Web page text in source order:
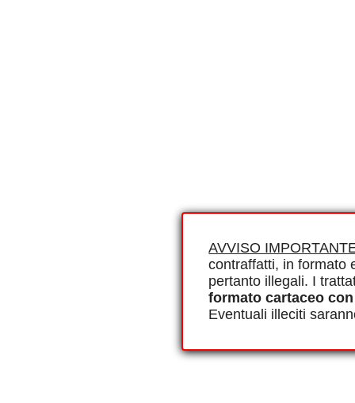
AVVISO
contraffatti, in formato
pertanto illegali. I
formato cartaceo
Eventuali illeciti